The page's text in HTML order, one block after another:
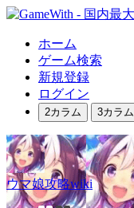
ホーム
ゲーム検索
新規登録
ログイン
2カラム 3カラム
ウマ娘攻略wiki